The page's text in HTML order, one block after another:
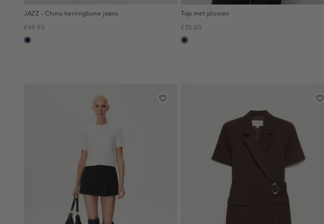
JAZZ - Chino herringbone jeans
€69.95
blauw,
Top met plooien
€35.00
pruim,